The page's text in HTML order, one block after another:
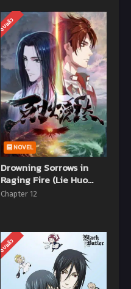
จบแล้ว
NOVEL
Drowning Sorrows in
Raging Fire (Lie Huo
Jiao Chou) ตอนที่ 1-12 ซับ
Chapter 12
จบแล้ว